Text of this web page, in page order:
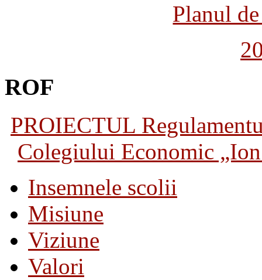
Planul
ROF
PROIECTUL
Colegiului Economic
Insemnele scolii
Misiune
Viziune
Valori